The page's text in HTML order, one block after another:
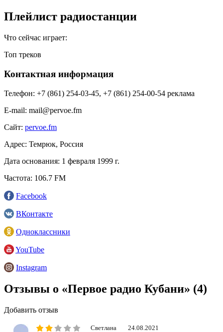
Плейлист радиостанции
Что сейчас играет:
Топ треков
Контактная информация
Телефон: +7 (861) 254-03-45, +7 (861) 254-00-54 реклама
E-mail: mail@pervoe.fm
Сайт: pervoe.fm
Адрес: Темрюк, Россия
Дата основания: 1 февраля 1999 г.
Частота: 106.7 FM
Facebook
ВКонтакте
Одноклассники
YouTube
Instagram
Отзывы о «Первое радио Кубани» (4)
Добавить отзыв
Светлана 24.08.2021